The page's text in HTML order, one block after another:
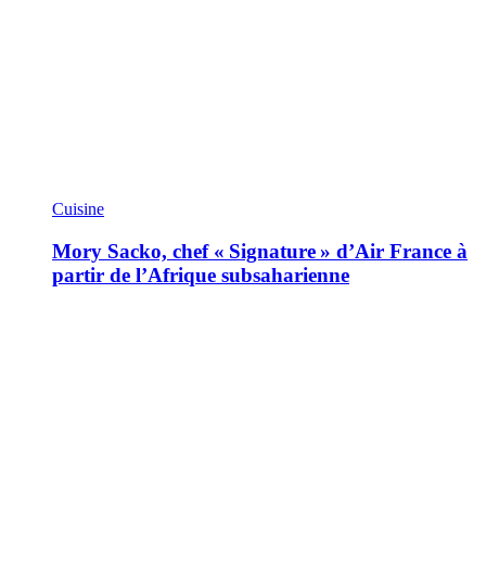
Cuisine
Mory Sacko, chef « Signature » d’Air France à
partir de l’Afrique subsaharienne